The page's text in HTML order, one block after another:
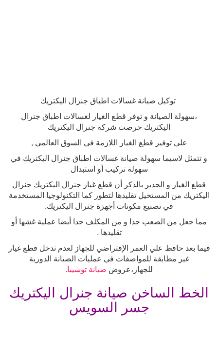
توكيل صيانة غسالات اطباق جنرال اليكتريك
،سهولة الصيانة و توفر قطع الغيار لغسالات اطباق جنرال
اليكتريك حرصت شركة جنرال اليكتريك
علي توفير قطع الغيار اللازمة في السوق العالمي ,
و تتمثل لاسيما سهولة صيانة غسالات اطباق جنرال اليكتريك في
سهولة تركيب أو استبدال
قطع الغيار و الجدير بالذكر أن قطع غيار جنرال اليكتريك جنرال
اليكتريك من المستحيل تقليدها لتطور كما التكنولوجيا المستخدمة
في تصنيع مكونات أجهزة جنرال اليكتريك.
مما جعل من الصعب جدا و من المكلف جدا أيضا عملية غشها أو
تقليدها .
فيما بعد حافظ علي العمر الإفتراضي للجهاز لعدم تدخل قطع غيار
غير مطابقة للمواصفات في عمليات الصيانة الدورية
للجهاز،عروض صيانة توشيبا.
الخط الساخن صيانة جنرال اليكتريك
جسر السويس